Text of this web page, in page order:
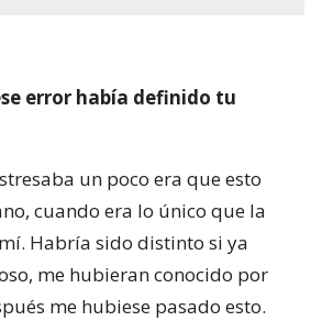
error había definido tu
un poco era que esto
cuando era lo único que la
Habría sido distinto si ya
me hubieran conocido por
me hubiese pasado esto.